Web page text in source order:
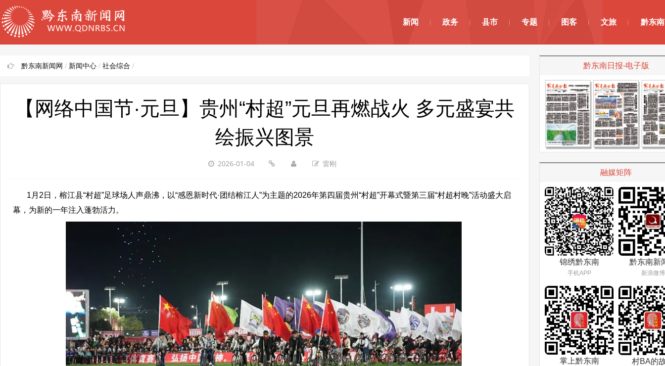
新闻 政务 县市 专题 图客 文旅 黔东
黔东南新闻网 / 新闻中心 / 社会综合 /
【网络中国节·元旦】贵州“村超”元旦再燃战火 多元盛宴共
绘振兴图景
2026-01-04 雷刚
1月2日，榕江县“村超”足球场人声鼎沸，以“感恩新时代·团结榕江人”为主题的2026年第四届贵州“村超”开幕式暨第三届“村超村晚”活动盛大启
幕，为新的一年注入蓬勃活力。
黔东南日报-电子版
融媒矩阵
锦绣黔东南
手机APP
黔东南新
新浪微博
掌上黔东南 村BA的